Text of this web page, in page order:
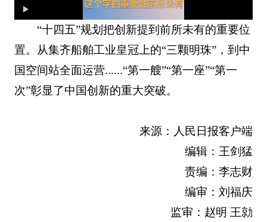
“十四五”规划把创新提到前所未有的重要位
置。从集齐船舶工业皇冠上的“三颗明珠”，到中
国空间站全面运营......“第一艘”“第一座”“第一
次”彰显了中国创新的重大突破。
来源： 人民日报客户端
编辑：王剑猛
责编：李志财
编审：刘福庆
监审：赵明 王勍